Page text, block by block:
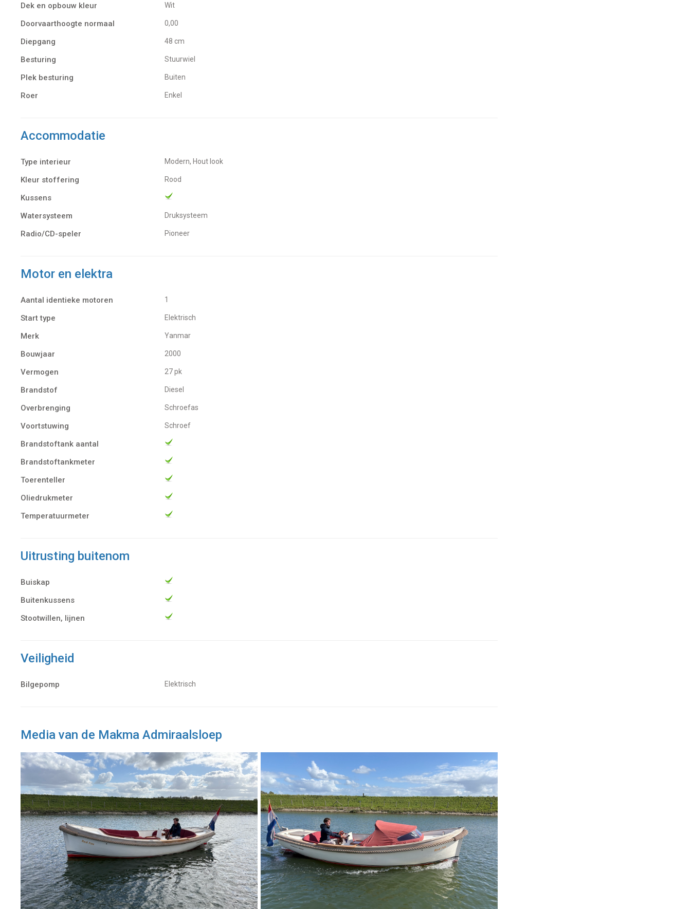
Dek en opbouw kleur Wit
Doorvaarthoogte normaal 0,00
Diepgang 48 cm
Besturing Stuurwiel
Plek besturing Buiten
Roer Enkel
Accommodatie
Type interieur Modern, Hout look
Kleur stoffering Rood
Kussens
Watersysteem
Druksysteem
Radio/CD-speler Pioneer
Motor en elektra
Aantal identieke motoren 1
Start type Elektrisch
Merk Yanmar
Bouwjaar 2000
Vermogen 27 pk
Brandstof Diesel
Overbrenging Schroefas
Voortstuwing schroef
Brandstoftank aantal
Brandstoftankmeter
Toerenteller
Oliedrukmeter
Temperatuurmeter
Uitrusting buitenom
Buiskap
Buitenkussens
Stootwillen, lijnen
Veiligheid
Bilgepomp Elektrisch
Media van de Makma Admiraalsloep